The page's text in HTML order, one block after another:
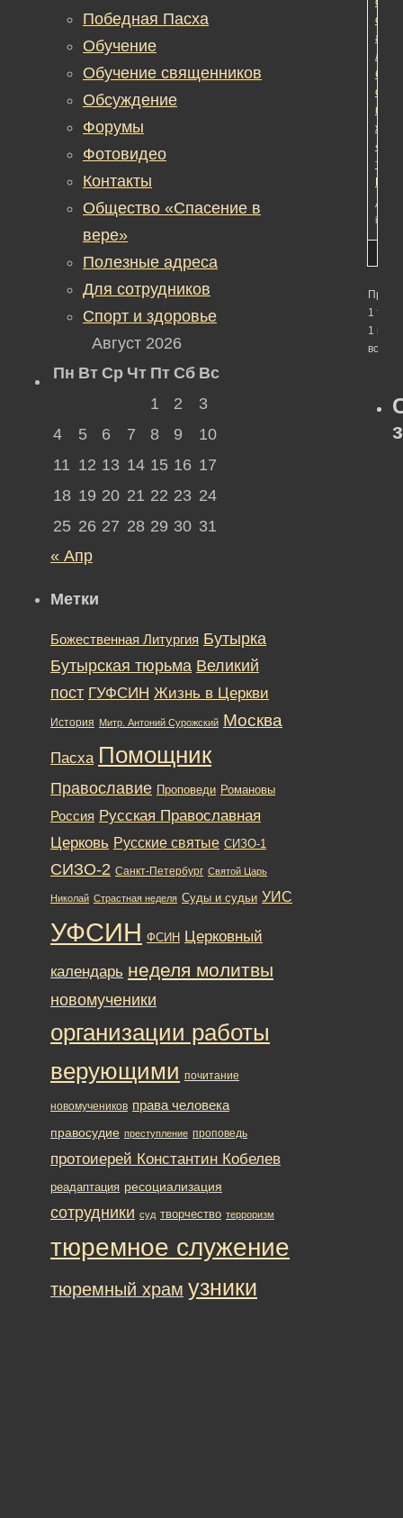
лиц
без
«Дом
in:
1
1 по 1
всего)
Победная Пасха
Обучение
Обучение священников
Обсуждение
Форумы
Фотовидео
Контакты
Общество «Спасение в
вере»
Полезные адреса
Для сотрудников
Спорт и здоровье
Август 2026
Пн Вт Ср Чт Пт Сб Вс
1
2
3
4
5 6 7 8 9
10
11 12 13 14 15 16 17
18 19 20 21 22 23 24
25 26 27 28 29 30 31
« Апр
Метки
Божественная Литургия Бутырка
Бутырская тюрьма Великий
пост ГУФСИН Жизнь в Церкви
История Митр. Антоний Сурожский Москва
Пасха Помощник
Православие Проповеди Романовы
Россия Русская Православная
Церковь Русские святые СИЗО-1
СИЗО-2 Санкт-Петербург Святой Царь
Николай Страстная неделя Суды и судьи УИС
УФСИН ФСИН Церковный
календарь неделя молитвы
новомученики
организации работы
верующими почитание
новомучеников права человека
правосудие преступление проповедь
протоиерей Константин Кобелев
реадаптация ресоциализация
сотрудники суд творчество терроризм
тюремное служение
тюремный храм узники